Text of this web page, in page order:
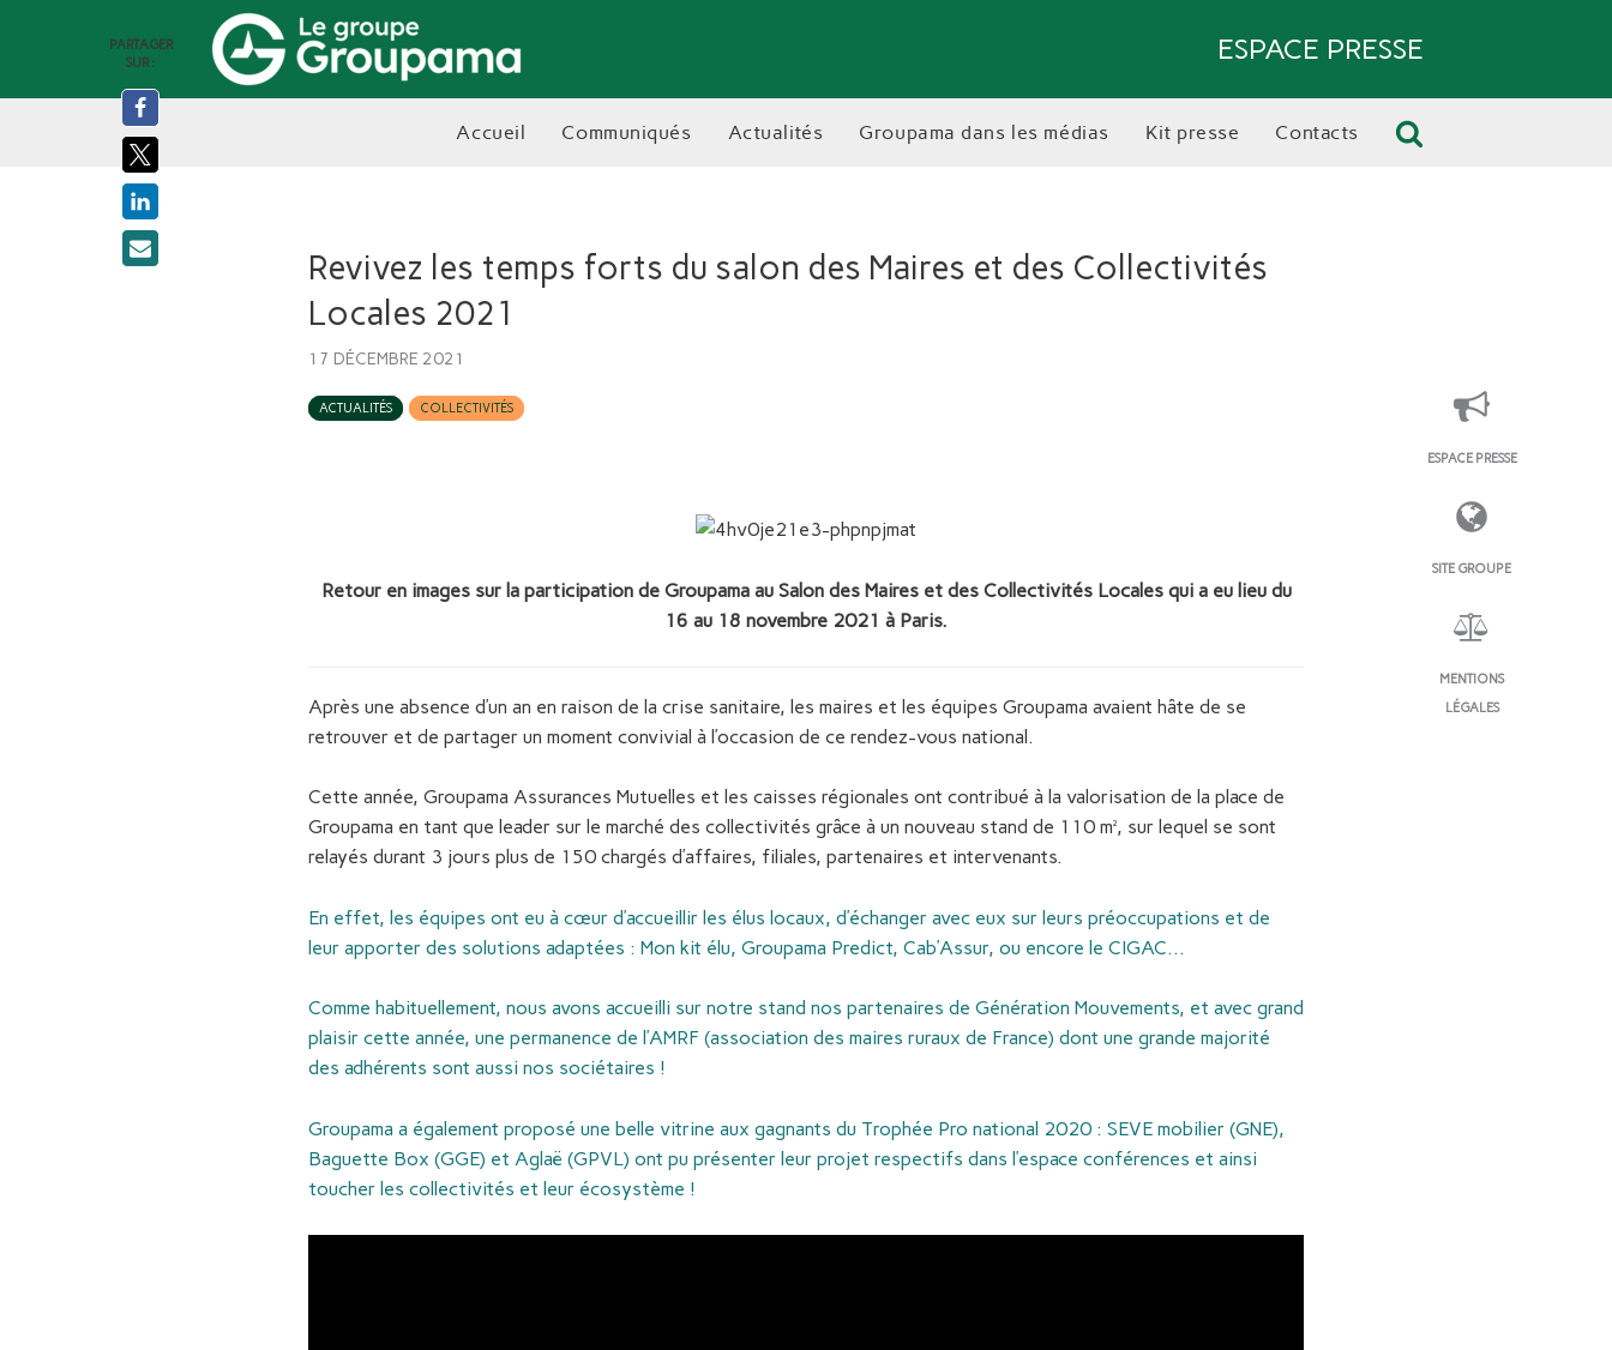
ESPACE PRESSE
accueil communiqués actualités groupama dans les médias kit presse contacts
Revivez les temps forts du salon des Maires et des Collectivités
Locales 2021
17 DÉCEMBRE 2021
ACTUALITÉS COLLECTIVITÉS
PARTAGER
SUR :
ESPACE PRESSE
SITE GROUPE
MENTIONS
LÉGALES
Retour en images sur la participation de Groupama au Salon des Maires et des Collectivités Locales qui a eu lieu du
16 au 18 novembre 2021 à Paris.
Après une absence d’un an en raison de la crise sanitaire, les maires et les équipes Groupama avaient hâte de se
retrouver et de partager un moment convivial à l’occasion de ce rendez-vous national.
Cette année, Groupama Assurances Mutuelles et les caisses régionales ont contribué à la valorisation de la place de
Groupama en tant que leader sur le marché des collectivités grâce à un nouveau stand de 110 m², sur lequel se sont
relayés durant 3 jours plus de 150 chargés d’affaires, filiales, partenaires et intervenants.
En effet, les équipes ont eu à cœur d’accueillir les élus locaux, d’échanger avec eux sur leurs préoccupations et de
leur apporter des solutions adaptées : Mon kit élu, Groupama Predict, Cab’Assur, ou encore le CIGAC…
Comme habituellement, nous avons accueilli sur notre stand nos partenaires de Génération Mouvements, et avec grand
plaisir cette année, une permanence de l’AMRF (association des maires ruraux de France) dont une grande majorité
des adhérents sont aussi nos sociétaires !
Groupama a également proposé une belle vitrine aux gagnants du Trophée Pro national 2020 : SEVE mobilier (GNE),
Baguette Box (GGE) et Aglaë (GPVL) ont pu présenter leur projet respectifs dans l’espace conférences et ainsi
toucher les collectivités et leur écosystème !